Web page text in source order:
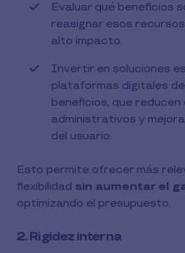
Evaluar qué beneficios
reasignar esos
alto impacto.
Invertir en soluciones
plataformas digitales
beneficios, que
administrativos y
del usuario.
Esto permite ofrecer más
flexibilidad sin aumentar el
optimizando el presupuesto.
2. Rigidez interna